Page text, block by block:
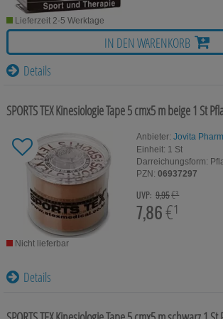
Lieferzeit 2-5 Werktage
IN DEN WARENKORB
Details
SPORTS TEX Kinesiologie Tape 5 cmx5 m beige1 St
Anbieter: Jovita
Einheit: 1 St
Darreichungsform:
PZN: 06937297
UVP: 9,95€³
7,86€¹
Nicht lieferbar
Details